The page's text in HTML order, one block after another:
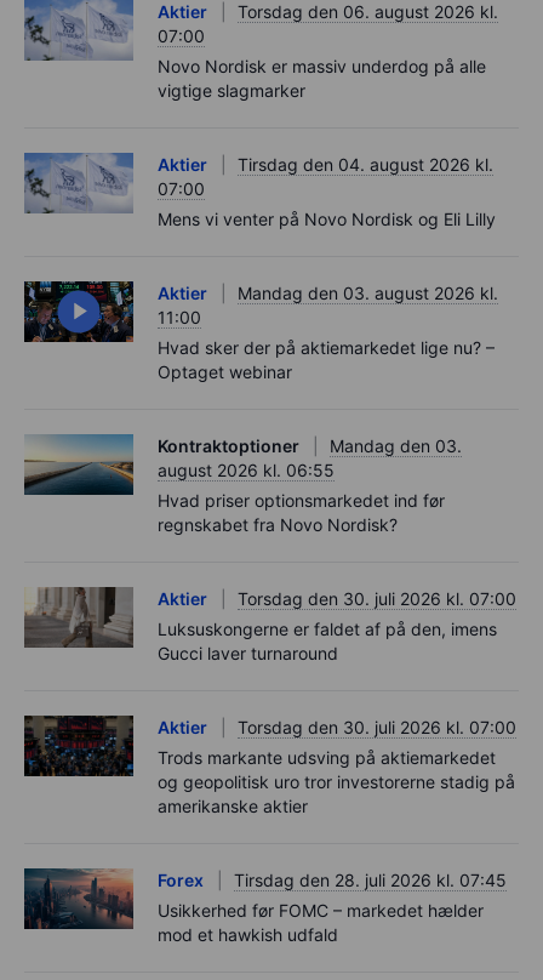
Aktier
Torsdag den 06. august 2026 kl.
07:00
Novo Nordisk er massiv underdog på alle
vigtige slagmarker
Aktier
Tirsdag den 04. august 2026 kl.
07:00
Mens vi venter på Novo Nordisk og Eli Lilly
Aktier
Mandag den 03. august 2026 kl.
11:00
Hvad sker der på aktiemarkedet lige nu? –
Optaget webinar
Kontraktoptioner
Mandag den 03.
august 2026 kl. 06:55
Hvad priser optionsmarkedet ind før
regnskabet fra Novo Nordisk?
Aktier
Torsdag den 30. juli 2026 kl. 07:00
Luksuskongerne er faldet af på den, imens
Gucci laver turnaround
Aktier
Torsdag den 30. juli 2026 kl. 07:00
Trods markante udsving på aktiemarkedet
og geopolitisk uro tror investorerne stadig på
amerikanske aktier
Forex
Tirsdag den 28. juli 2026 kl. 07:45
Usikkerhed før FOMC – markedet hælder
mod et hawkish udfald